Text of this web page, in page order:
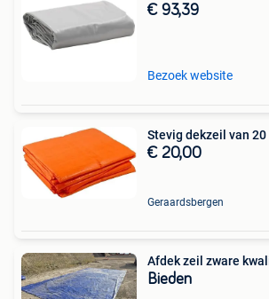
€ 93,39
Bezoek website
Stevig dekzeil van 20
€ 20,00
Geraardsbergen
Afdek zeil zware
Bieden